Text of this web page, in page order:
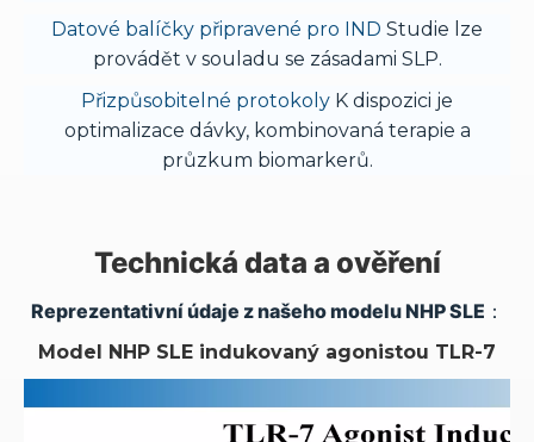
Datové balíčky připravené pro IND Studie lze
provádět v souladu se zásadami SLP.
Přizpůsobitelné protokoly K dispozici je
optimalizace dávky, kombinovaná terapie a
průzkum biomarkerů.
Technická data a ověření
Reprezentativní údaje z našeho modelu NHP SLE：
Model NHP SLE indukovaný agonistou TLR-7